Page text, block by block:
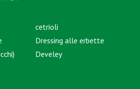
cetrioli
Dressing alle erbette
Develey